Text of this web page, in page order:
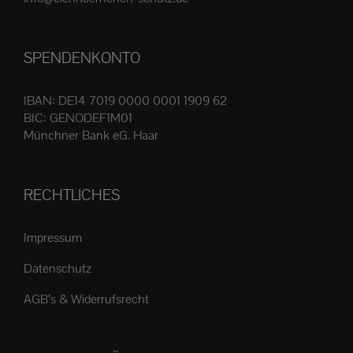
werden
SPENDENKONTO
IBAN: DE14 7019 0000 0001 1909 62
BIC: GENODEF1M01
Münchner Bank eG. Haar
RECHTLICHES
Impressum
Datenschutz
AGB’s & Widerrufsrecht